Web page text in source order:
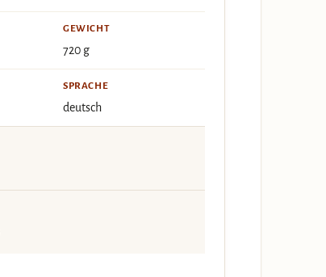
GEWICHT
720 g
SPRACHE
deutsch